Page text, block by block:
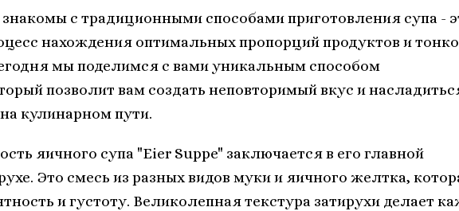
с традиционными способами приготовления супа -
нахождения оптимальных пропорций продуктов и
мы поделимся с вами уникальным способом
позволит вам создать неповторимый вкус и
кулинарном пути.
яичного супа "Eier Suppe" заключается в его главной
Это смесь из разных видов муки и яичного желтка,
и густоту. Великолепная текстура затирухи делает